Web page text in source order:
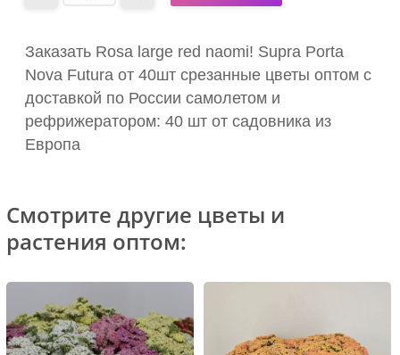
Заказать Rosa large red naomi! Supra Porta
Nova Futura от 40шт срезанные цветы оптом с
доставкой по России самолетом и
рефрижератором: 40 шт от садовника из
Европа
Смотрите другие цветы и
растения оптом: